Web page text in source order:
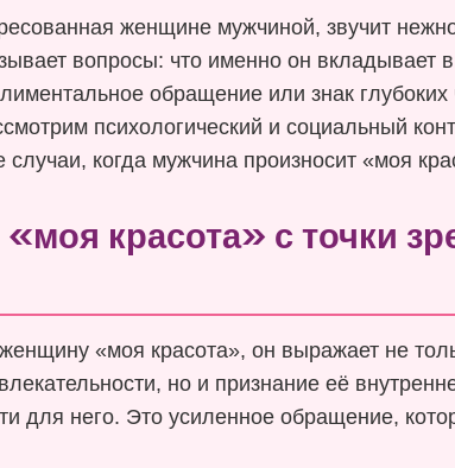
женщине мужчиной, звучит
вопросы: что именно он вкладывает в
обращение или знак глубоких
психологический и социальный
когда мужчина произносит «моя
красота» с точки
«моя красота», он выражает не
но и признание её
для него. Это усиленное обращение,